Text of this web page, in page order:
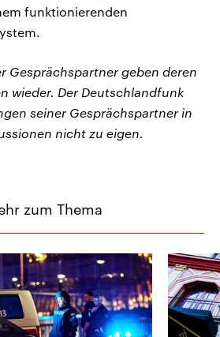
funktionierenden
Gesprächspartner geben deren
wieder. Der Deutschlandfunk
seiner Gesprächspartner in
nicht zu eigen.
zum Thema